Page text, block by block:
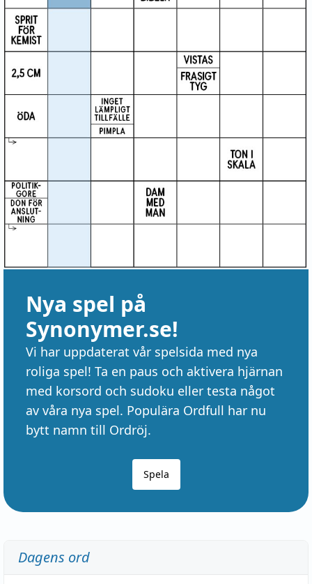
Nya spel på
Synonymer.se!
Vi har uppdaterat vår spelsida med nya
roliga spel! Ta en paus och aktivera hjärnan
med korsord och sudoku eller testa något
av våra nya spel. Populära Ordfull har nu
bytt namn till Ordröj.
Spela
Dagens ord